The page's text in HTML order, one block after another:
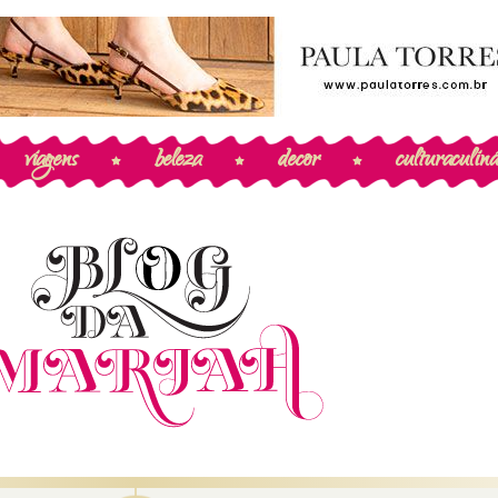
viagens beleza decor cultura